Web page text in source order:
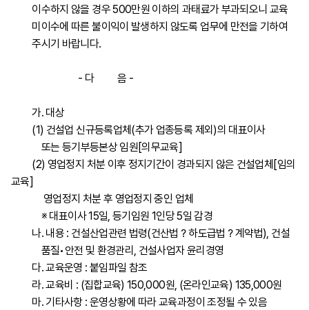
이수하지 않을 경우 500만원 이하의 과태료가 부과되오니 교육
미이수에 따른 불이익이 발생하지 않도록 업무에 만전을 기하여
주시기 바랍니다.
- 다 음 -
가. 대상
(1) 건설업 신규등록업체(추가 업종등록 제외)의 대표이사
또는 등기부등본상 임원[의무교육]
(2) 영업정지 처분 이후 정지기간이 경과되지 않은 건설업체[임의
교육]
영업정지 처분 후 영업정지 중인 업체
※ 대표이사 15일, 등기임원 1인당 5일 감경
나. 내용 : 건설산업관련 법령(건산법？하도급법？계약법), 건설
품질•안전 및 환경관리, 건설사업자 윤리경영
다. 교육운영 : 붙임파일 참조
라. 교육비 : (집합교육) 150,000원, (온라인교육) 135,000원
마. 기타사항 : 운영상황에 따라 교육과정이 조정될 수 있음